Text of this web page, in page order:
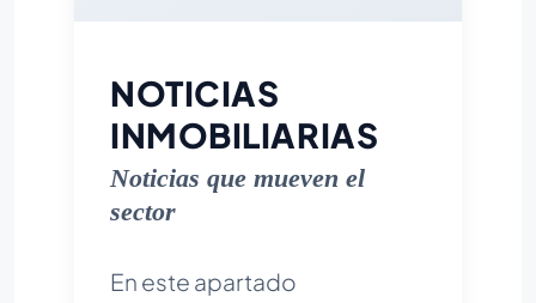
NOTICIAS
INMOBILIARIAS
Noticias que mueven el
sector
En este apartado